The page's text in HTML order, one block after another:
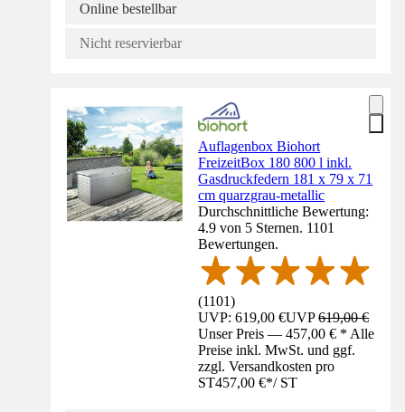
Online bestellbar
Nicht reservierbar
Auflagenbox Biohort
FreizeitBox 180 800 l inkl.
Gasdruckfedern 181 x 79 x 71
cm quarzgrau-metallic
Durchschnittliche Bewertung:
4.9 von 5 Sternen. 1101
Bewertungen.
(1101)
UVP: 619,00 €UVP619,00 €
Unser Preis — 457,00 € * Alle
Preise inkl. MwSt. und ggf.
zzgl. Versandkosten pro
ST457,00 €*/ ST